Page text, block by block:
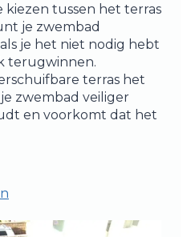
tussen het terras
je zwembad
je het niet nodig hebt
terugwinnen.
terras het
zwembad veiliger
en voorkomt dat het